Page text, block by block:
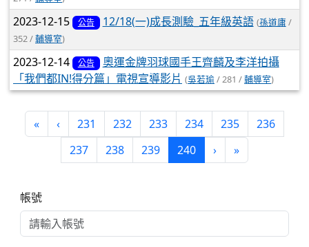
2023-12-15 公告 12/18(一)成長測驗_五年級英語 (孫道庸/
352 /輔導室)
2023-12-14 公告
奧運金牌羽球國手王齊麟及李洋拍攝
「我們都IN!得分篇」電視宣導影片 (吳若瑜/ 281 /輔導室)
«第一頁
‹上一頁
231 232 233 234 235
236
237
238 239 240(目前頁次)
›下一頁
»最後頁
帳號